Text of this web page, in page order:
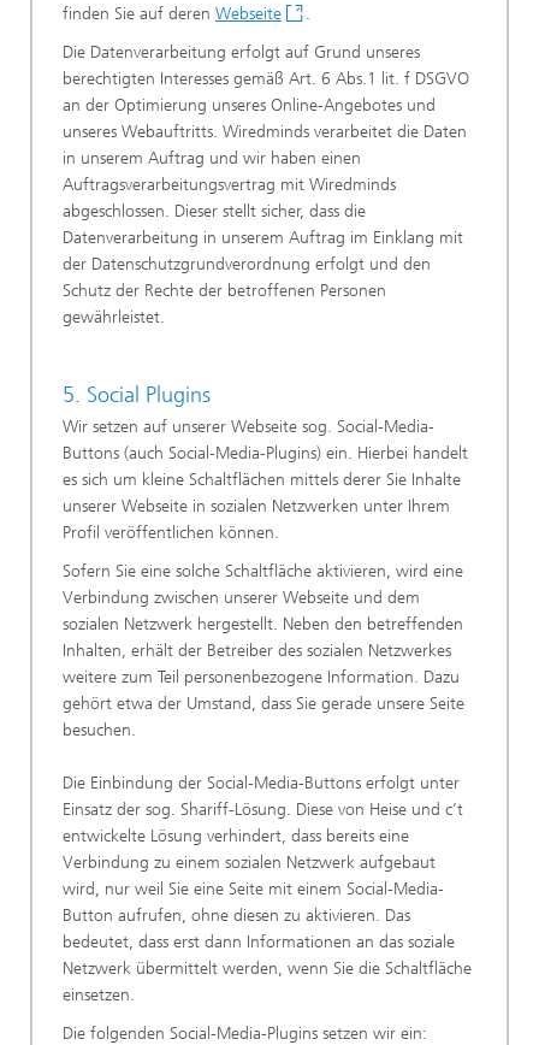
finden Sie auf deren Webseite
.
Die Datenverarbeitung erfolgt auf Grund unseres
berechtigten Interesses gemäß Art. 6 Abs.1 lit. f DSGVO
an der Optimierung unseres Online-Angebotes und
unseres Webauftritts. Wiredminds verarbeitet die Daten
in unserem Auftrag und wir haben einen
Auftragsverarbeitungsvertrag mit Wiredminds
abgeschlossen. Dieser stellt sicher, dass die
Datenverarbeitung in unserem Auftrag im Einklang mit
der Datenschutzgrundverordnung erfolgt und den
Schutz der Rechte der betroffenen Personen
gewährleistet.
5. Social Plugins
Wir setzen auf unserer Webseite sog. Social-Media-
Buttons (auch Social-Media-Plugins) ein. Hierbei handelt
es sich um kleine Schaltflächen mittels derer Sie Inhalte
unserer Webseite in sozialen Netzwerken unter Ihrem
Profil veröffentlichen können.
Sofern Sie eine solche Schaltfläche aktivieren, wird eine
Verbindung zwischen unserer Webseite und dem
sozialen Netzwerk hergestellt. Neben den betreffenden
Inhalten, erhält der Betreiber des sozialen Netzwerkes
weitere zum Teil personenbezogene Information. Dazu
gehört etwa der Umstand, dass Sie gerade unsere Seite
besuchen.
Die Einbindung der Social-Media-Buttons erfolgt unter
Einsatz der sog. Shariff-Lösung. Diese von Heise und c’t
entwickelte Lösung verhindert, dass bereits eine
Verbindung zu einem sozialen Netzwerk aufgebaut
wird, nur weil Sie eine Seite mit einem Social-Media-
Button aufrufen, ohne diesen zu aktivieren. Das
bedeutet, dass erst dann Informationen an das soziale
Netzwerk übermittelt werden, wenn Sie die Schaltfläche
einsetzen.
Die folgenden Social-Media-Plugins setzen wir ein: